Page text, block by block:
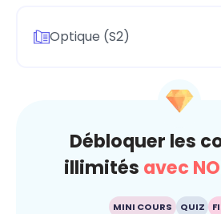
Optique (S2)
Débloquer les
illimités avec
MINI COURS QUIZ